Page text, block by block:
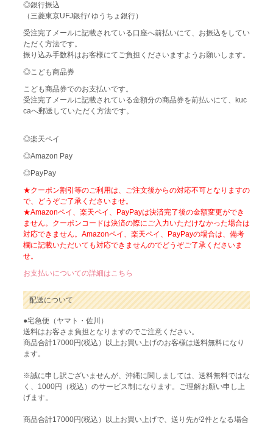
◎銀行振込
（三菱東京UFJ銀行/ ゆうちょ銀行）
受注完了メールに記載されている口座へ前払いにて、お振込をしてい
ただく方法です。
振り込み手数料はお客様にてご負担くださいますようお願いします。
◎こども商品券
こども商品券でのお支払いです。
受注完了メールに記載されている金額分の商品券を前払いにて、kuc
caへ郵送していただく方法です。
◎楽天ペイ
◎Amazon Pay
◎PayPay
★クーポン割引等のご利用は、ご注文後からの対応不可となりますの
で、どうぞご了承くださいませ。
★Amazonペイ、楽天ペイ、PayPayは決済完了後の金額変更ができ
ません。クーポンコードは決済の際にご入力いただけなかった場合は
対応できません。Amazonペイ、楽天ペイ、PayPayの場合は、備考
欄に記載いただいても対応できませんのでどうぞご了承くださいま
せ。
お支払いについての詳細はこちら
配送について
●宅急便（ヤマト・佐川）
送料はお客さま負担となりますのでご注意ください。
商品合計17000円(税込）以上お買い上げのお客様は送料無料になり
ます。
※誠に申し訳ございませんが、沖縄に関しましては、送料無料ではな
く、1000円（税込）のサービス制になります。ご理解お願い申し上
げます。
商品合計17000円(税込）以上お買い上げで、送り先が2件となる場合